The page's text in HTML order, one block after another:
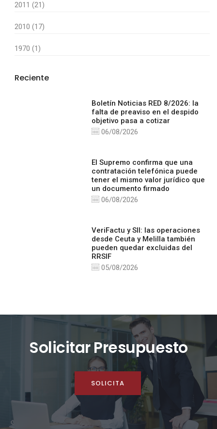
2011 (21)
2010 (17)
1970 (1)
Reciente
Boletín Noticias RED 8/2026: la
falta de preaviso en el despido
objetivo pasa a cotizar
06/08/2026
El Supremo confirma que una
contratación telefónica puede
tener el mismo valor jurídico que
un documento firmado
06/08/2026
VeriFactu y SII: las operaciones
desde Ceuta y Melilla también
pueden quedar excluidas del
RRSIF
05/08/2026
Solicitar Presupuesto
SOLICITA